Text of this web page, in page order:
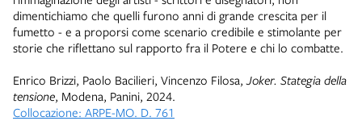
dimentichiamo che quelli furono anni di grande crescita per il
fumetto - e a proporsi come scenario credibile e stimolante per
storie che riflettano sul rapporto fra il Potere e chi lo combatte.
Enrico Brizzi, Paolo Bacilieri, Vincenzo Filosa,Joker. Stategia della
tensione, Modena, Panini, 2024.
Collocazione: ARPE-MO. D. 761